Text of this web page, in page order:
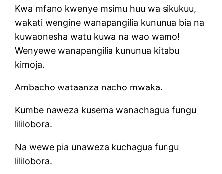
Kwa mfano kwenye msimu huu wa sikukuu,
wakati wengine wanapangilia kununua bia na
kuwaonesha watu kuwa na wao wamo!
Wenyewe wanapangilia kununua kitabu
kimoja.
Ambacho wataanza nacho mwaka.
Kumbe naweza kusema wanachagua fungu
lililobora.
Na wewe pia unaweza kuchagua fungu
lililobora.